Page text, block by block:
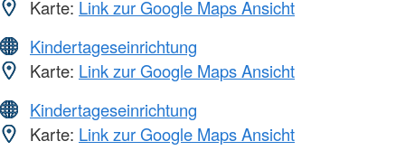
Karte: Link zur Google Maps Ansicht
Kindertageseinrichtung
Karte: Link zur Google Maps Ansicht
Kindertageseinrichtung
Karte: Link zur Google Maps Ansicht